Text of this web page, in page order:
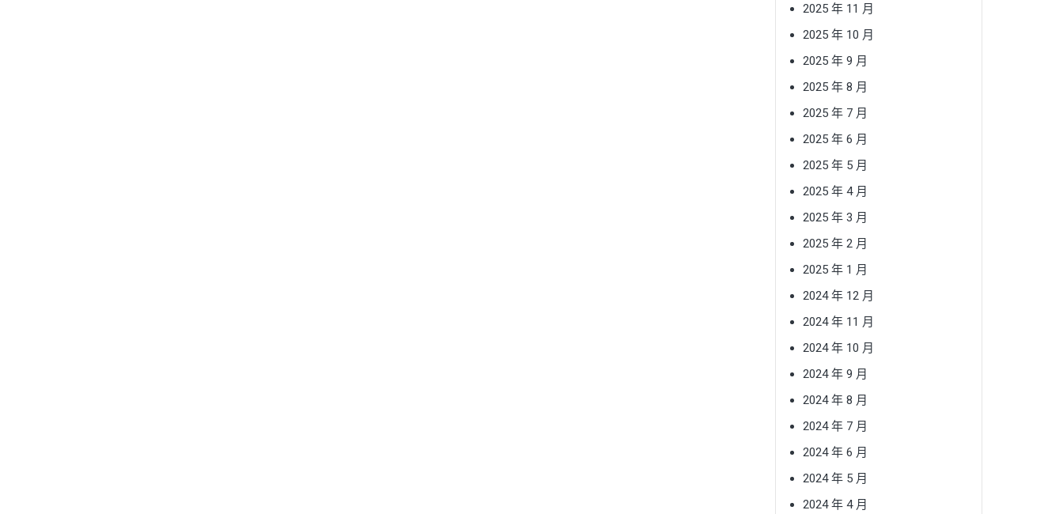
2025 年 11 月
2025 年 10 月
2025 年 9 月
2025 年 8 月
2025 年 7 月
2025 年 6 月
2025 年 5 月
2025 年 4 月
2025 年 3 月
2025 年 2 月
2025 年 1 月
2024 年 12 月
2024 年 11 月
2024 年 10 月
2024 年 9 月
2024 年 8 月
2024 年 7 月
2024 年 6 月
2024 年 5 月
2024 年 4 月